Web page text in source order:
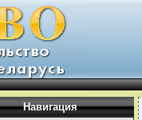
Навигация